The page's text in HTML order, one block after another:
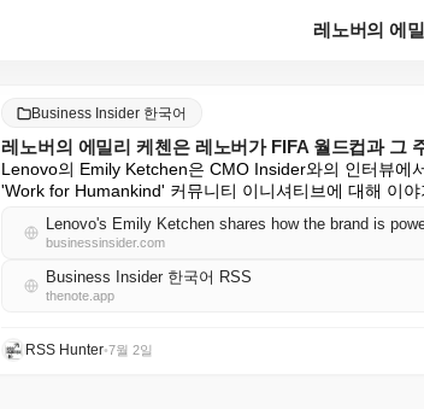
Business Insider 한국어
레노버의 에밀리 케첸은 레노버가 FIFA 월드컵과 그
Lenovo의 Emily Ketchen은 CMO Insider와의 인터뷰에
'Work for Humankind' 커뮤니티 이니셔티브에 대해 이야
Lenovo's Emily Ketchen shares how the brand is
businessinsider.com
Business Insider 한국어 RSS
thenote.app
RSS Hunter•7월 2일